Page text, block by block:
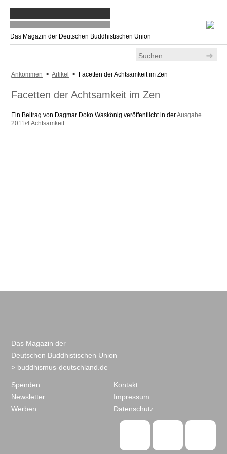
Das Magazin der Deutschen Buddhistischen Union
Ankommen >Artikel > Facetten der Achtsamkeit im Zen
Facetten der Achtsamkeit im Zen
Ein Beitrag von Dagmar Doko Waskönig veröffentlicht in derAusgabe
2011/4 Achtsamkeit
Das Magazin der
Deutschen Buddhistischen Union
> buddhismus-deutschland.de
Spenden
Newsletter
Werben
Kontakt
Impressum
Datenschutz